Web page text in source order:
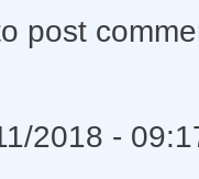
post
2018 -